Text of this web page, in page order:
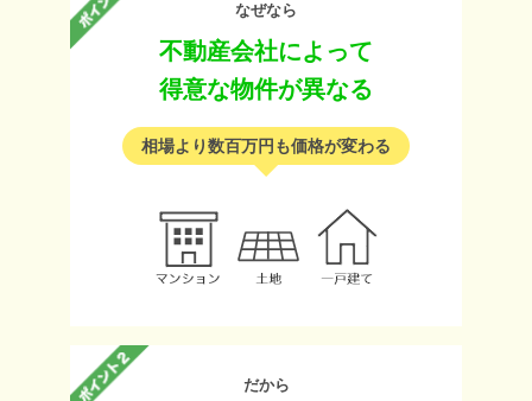
なぜなら
不動産会社によって
得意な物件が異なる
相場より数百万円も価格が変わる
だから